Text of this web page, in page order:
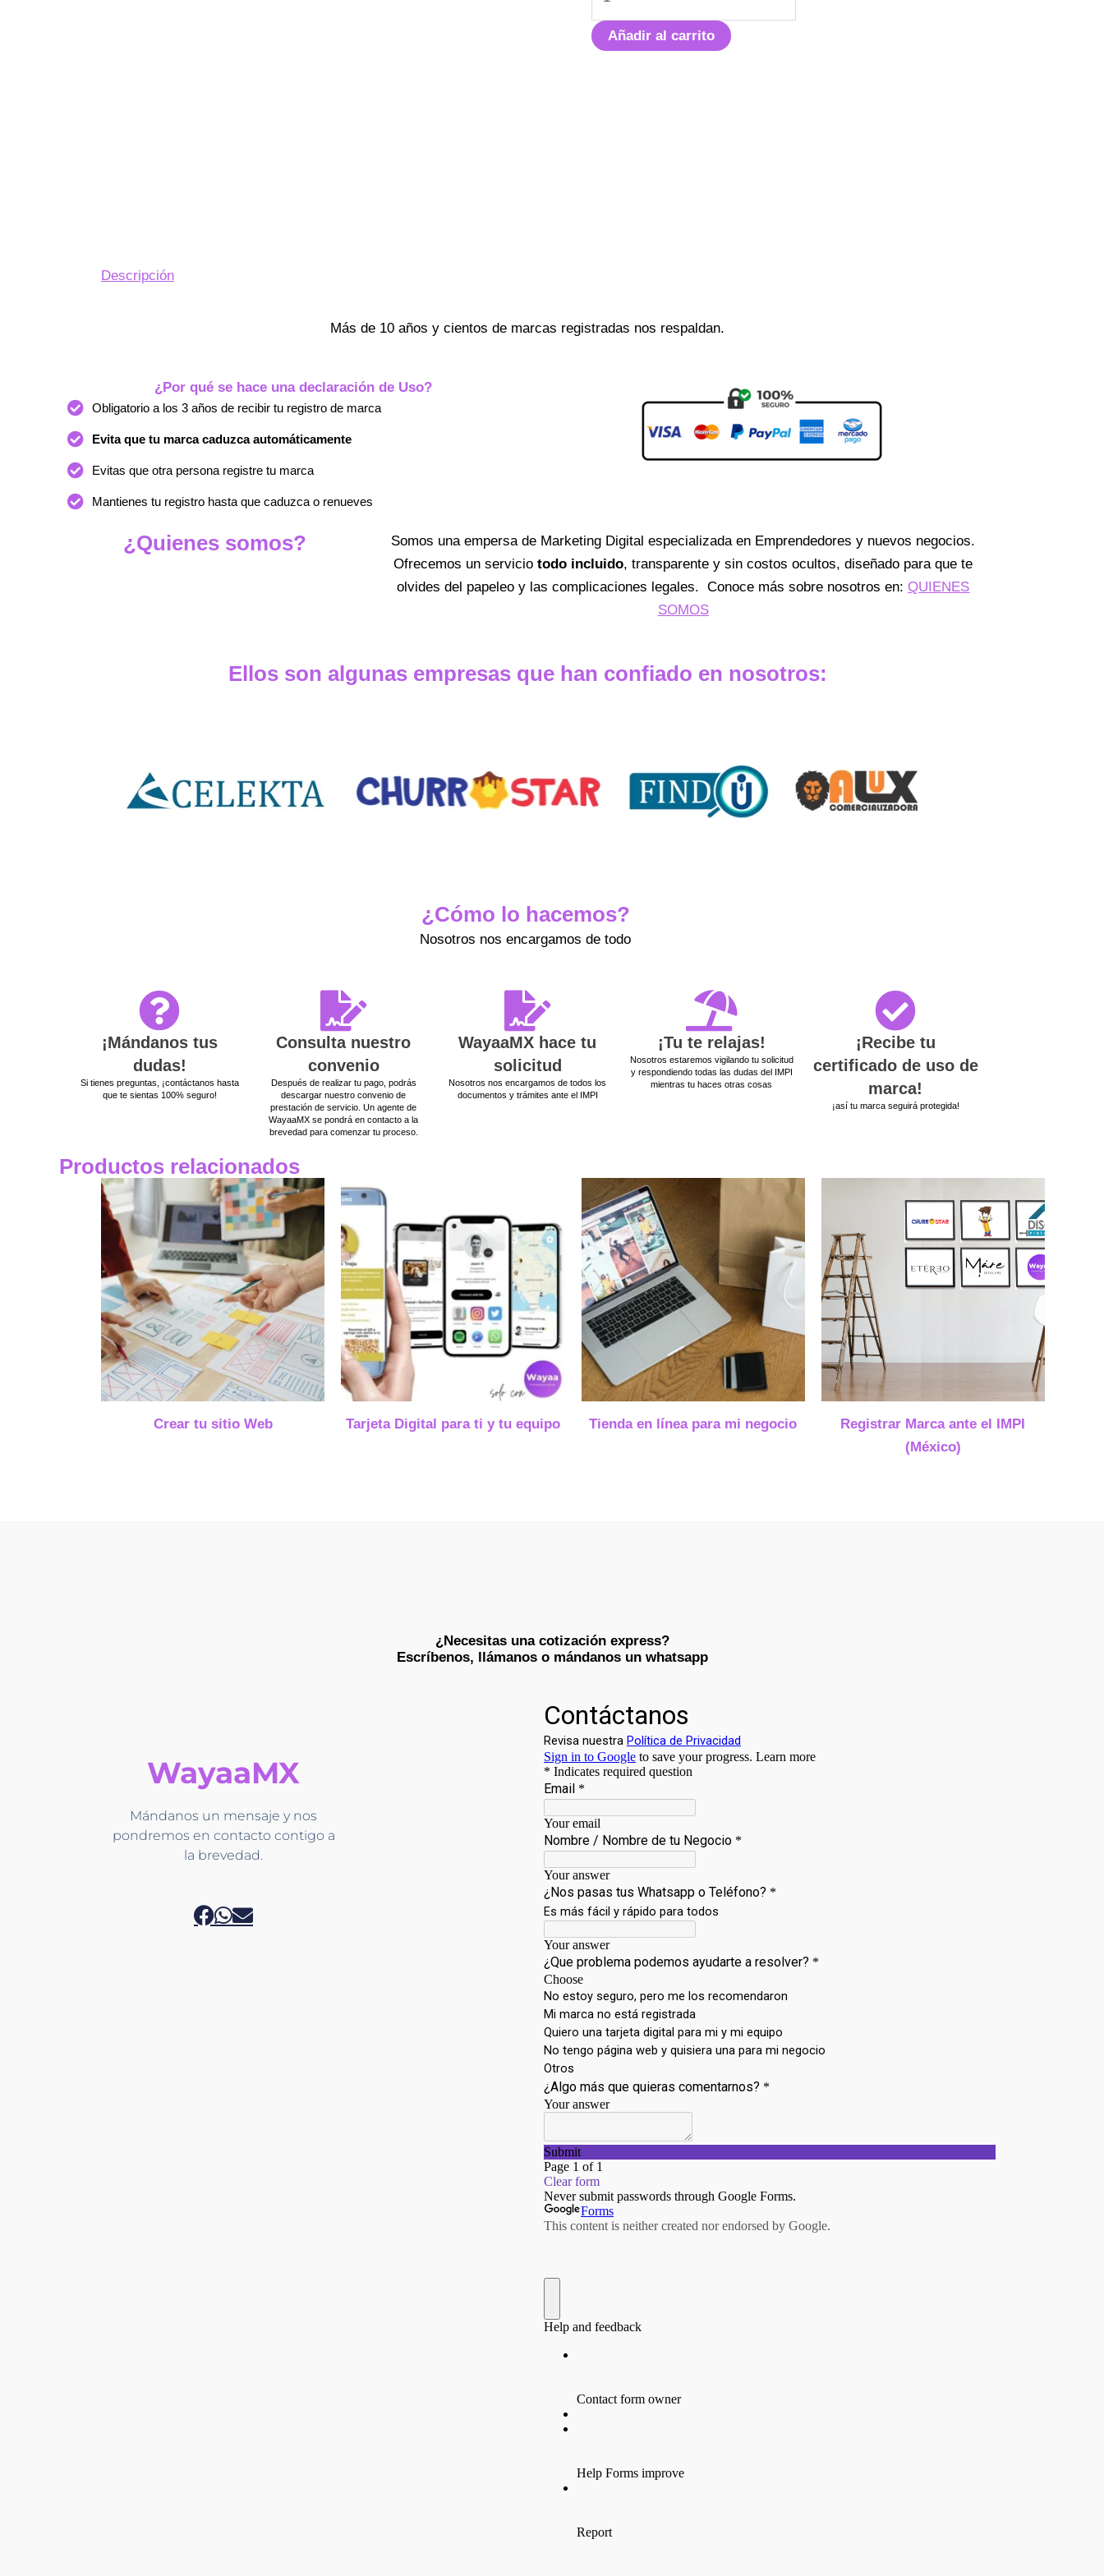
Añadir al carrito
Descripción
Más de 10 años y cientos de marcas registradas nos respaldan.
¿Por qué se hace una declaración de Uso?
Obligatorio a los 3 años de recibir tu registro de marca
Evita que tu marca caduzca automáticamente
Evitas que otra persona registre tu marca
Mantienes tu registro hasta que caduzca o renueves
¿Quienes somos?
Somos una empersa de Marketing Digital especializada en Emprendedores y nuevos negocios.
Ofrecemos un serviciotodo incluido, transparente y sin costos ocultos, diseñado para que te
olvides del papeleo y las complicaciones legales. Conoce más sobre nosotros en:QUIENES
SOMOS
Ellos son algunas empresas que han confiado en nosotros:
¿Cómo lo hacemos?
Nosotros nos encargamos de todo
¡Mándanos tus
dudas!
Si tienes preguntas, ¡contáctanos hasta
que te sientas 100% seguro!
Consulta nuestro
convenio
Después de realizar tu pago, podrás
descargar nuestro convenio de
prestación de servicio. Un agente de
WayaaMX se pondrá en contacto a la
brevedad para comenzar tu proceso.
WayaaMX hace tu
solicitud
Nosotros nos encargamos de todos los
documentos y trámites ante el IMPI
¡Tu te relajas!
Nosotros estaremos vigilando tu solicitud
y respondiendo todas las dudas del IMPI
mientras tu haces otras cosas
¡Recibe tu
certificado de uso de
marca!
¡así tu marca seguirá protegida!
Productos relacionados
Crear tu sitio Web Tarjeta Digital para ti y tu equipo Tienda en línea para mi negocio
Registrar Marca ante el IMPI
(México)
¿Necesitas una cotización express?
Escríbenos, llámanos o mándanos un whatsapp​
WayaaMX
Mándanos un mensaje y nos
pondremos en contacto contigo a
la brevedad.